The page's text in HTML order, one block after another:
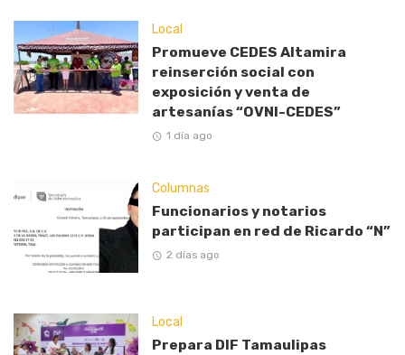
Local
Promueve CEDES Altamira
reinserción social con
exposición y venta de
artesanías “OVNI-CEDES”
1 día ago
Columnas
Funcionarios y notarios
participan en red de Ricardo “N”
2 días ago
Local
Prepara DIF Tamaulipas